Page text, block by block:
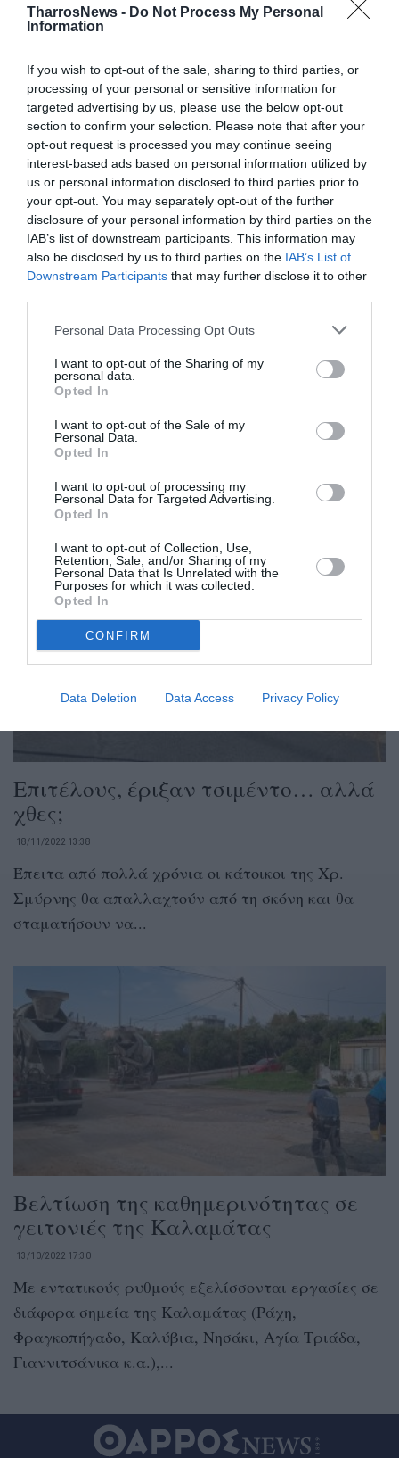
TharrosNews - Do Not Process My Personal
Information
If you wish to opt-out of the sale, sharing to third parties, or
processing of your personal or sensitive information for
targeted advertising by us, please use the below opt-out
section to confirm your selection. Please note that after your
opt-out request is processed you may continue seeing
interest-based ads based on personal information utilized by
us or personal information disclosed to third parties prior to
your opt-out. You may separately opt-out of the further
disclosure of your personal information by third parties on the
IAB’s list of downstream participants. This information may
also be disclosed by us to third parties on the IAB’s List of
Downstream Participants that may further disclose it to other
Personal Data Processing Opt Outs
I want to opt-out of the Sharing of my
personal data.
Opted In
I want to opt-out of the Sale of my
Personal Data.
Opted In
I want to opt-out of processing my
Personal Data for Targeted Advertising.
Opted In
I want to opt-out of Collection, Use,
Retention, Sale, and/or Sharing of my
Personal Data that Is Unrelated with the
Purposes for which it was collected.
Opted In
CONFIRM
Data Deletion Data Access Privacy Policy
12/09/2025 20:52
από το 1985 έως το 2022 Η Καλαμάτα, μια πόλη
με...
Ο Όμιλος «Ηρακλής» επεκτείνει το
δίκτυό του στην Πελοπόννησο
07/03/2023 11:00
Ο Όμιλος Ηρακλής, μέλος της Holcim, στο πλαίσιο
υλοποίησης της στρατηγικής του, ανακοίνωσε
συμφωνία για την εξαγορά του...
Επιτέλους, έριξαν τσιμέντο… αλλά
χθες;
18/11/2022 13:38
Έπειτα από πολλά χρόνια οι κάτοικοι της Χρ.
Σμύρνης θα απαλλαχτούν από τη σκόνη και θα
σταματήσουν να...
Βελτίωση της καθημερινότητας σε
γειτονιές της Καλαμάτας
13/10/2022 17:30
Με εντατικούς ρυθμούς εξελίσσονται εργασίες σε
διάφορα σημεία της Καλαμάτας (Ράχη,
Φραγκοπήγαδο, Καλύβια, Νησάκι, Αγία Τριάδα,
Γιαννιτσάνικα κ.α.),...